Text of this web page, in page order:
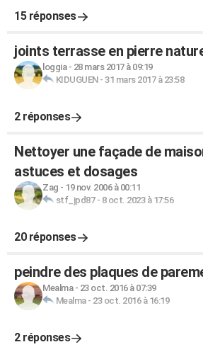
15 réponses
joints terrasse en pierre
loggia- 28 mars 2017 à 09:19
KIDUGUEN- 31 mars 2017 à 23:58
2 réponses
Nettoyer une façade de
astuces et dosages
Zag - 19 nov. 2006 à 00:11
stf_jpd87- 8 oct. 2023 à 17:56
20 réponses
peindre des plaques de
Mealma- 23 oct. 2016 à 07:39
Mealma- 23 oct. 2016 à 16:19
2 réponses